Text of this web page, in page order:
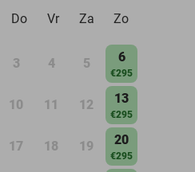
Do Vr Za Zo
3 4 5 6
€295
10 11 12 13
€295
17 18 19 20
€295